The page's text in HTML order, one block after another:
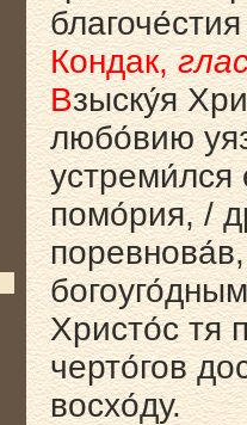
Кондак,
Взыску́я
любо́вию
устреми́лся
помо́рия, /
Христо́с тя
черто́гов
восхо́ду.